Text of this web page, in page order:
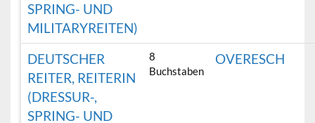
SPRING- UND
MILITARYREITEN)
DEUTSCHER
REITER, REITERIN
(DRESSUR-,
SPRING- UND
8
Buchstaben
OVERESCH